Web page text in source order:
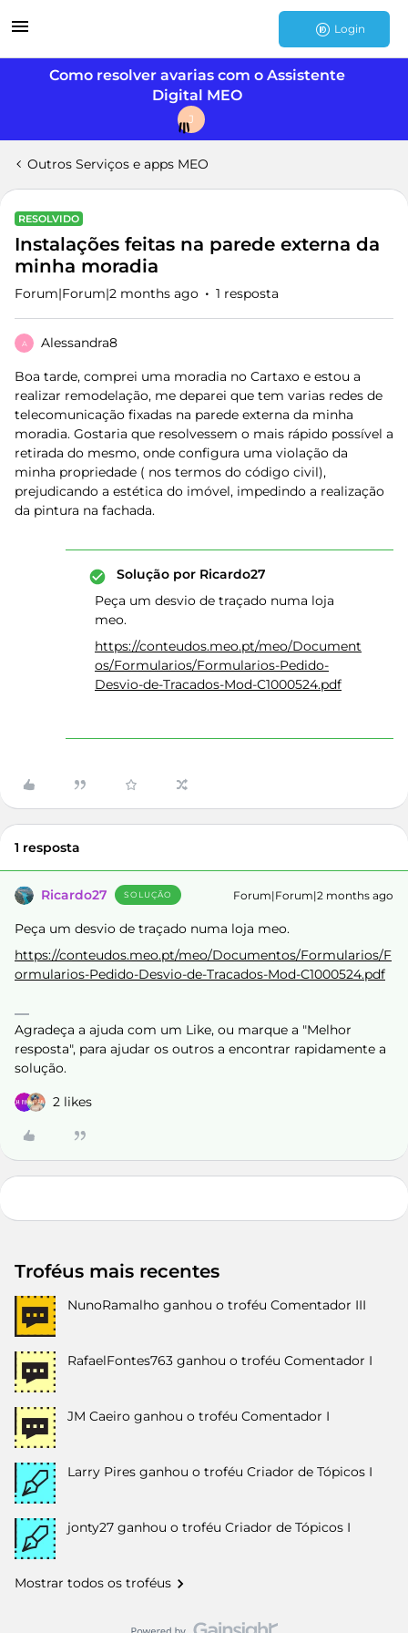
Login
Como resolver avarias com o Assistente
Digital MEO
J
Outros Serviços e apps MEO
RESOLVIDO
Instalações feitas na parede externa da
minha moradia
Forum|Forum|2 months ago 1 resposta
A Alessandra8
Boa tarde, comprei uma moradia no Cartaxo e estou a
realizar remodelação, me deparei que tem varias redes de
telecomunicação fixadas na parede externa da minha
moradia. Gostaria que resolvessem o mais rápido possível a
retirada do mesmo, onde configura uma violação da
minha propriedade ( nos termos do código civil),
prejudicando a estética do imóvel, impedindo a realização
da pintura na fachada.
Solução por Ricardo27
Peça um desvio de traçado numa loja
meo.
https://conteudos.meo.pt/meo/Document
os/Formularios/Formularios-Pedido-
Desvio-de-Tracados-Mod-C1000524.pdf
1 resposta
Ricardo27 SOLUÇÃO Forum|Forum|2 months ago
Peça um desvio de traçado numa loja meo.
https://conteudos.meo.pt/meo/Documentos/Formularios/F
ormularios-Pedido-Desvio-de-Tracados-Mod-C1000524.pdf
Agradeça a ajuda com um Like, ou marque a "Melhor
resposta", para ajudar os outros a encontrar rapidamente a
solução.
2 likes
Troféus mais recentes
NunoRamalho ganhou o troféu Comentador III
RafaelFontes763 ganhou o troféu Comentador I
JM Caeiro ganhou o troféu Comentador I
Larry Pires ganhou o troféu Criador de Tópicos I
jonty27 ganhou o troféu Criador de Tópicos I
Mostrar todos os troféus